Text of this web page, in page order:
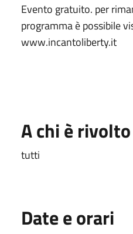
Evento gratuito. per
programma è possibile
www.incantoliberty.it
A chi è rivolto
tutti
Date e orari